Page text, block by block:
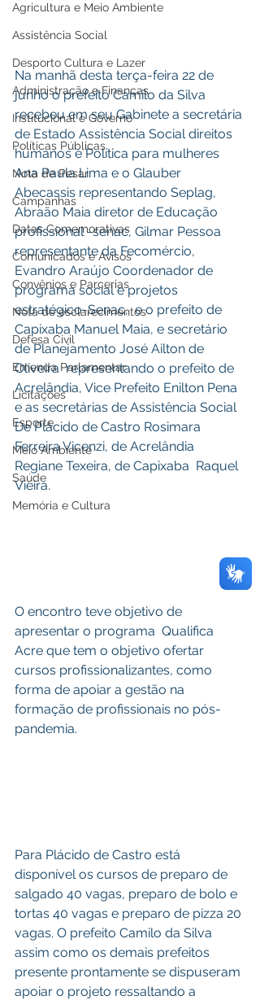
Agricultura e Meio Ambiente
Assistência Social
Desporto Cultura e Lazer
Administração e Finanças
Institucional e Governo
Políticas Públicas
Nota de Pesar
Campanhas
Datas Comemorativas
Comunicados e Avisos
Convênios e Parcerias
Nota de esclarecimentos
Defesa Civil
Emenda Parlamentar
Licitações
Esporte
Meio Ambiente
Saúde
Memória e Cultura
Na manhã desta terça-feira 22 de
junho o prefeito Camilo da Silva
recebeu em seu Gabinete a secretária
de Estado Assistência Social direitos
humanos e Política para mulheres
Ana Paula Lima e o Glauber
Abecassis representando Seplag,
Abraão Maia diretor de Educação
profissional -senac, Gilmar Pessoa
representante da Fecomércio,
Evandro Araújo Coordenador de
programa social e projetos
estratégico-Senac,  e o prefeito de
Capixaba Manuel Maia, e secretário
de Planejamento José Ailton de
Oliveira  representando o prefeito de
Acrelândia, Vice Prefeito Enilton Pena
e as secretárias de Assistência Social
De Plácido de Castro Rosimara
Ferreira Vicenzi, de Acrelândia
Regiane Texeira, de Capixaba  Raquel
Vieira.
O encontro teve objetivo de
apresentar o programa  Qualifica
Acre que tem o objetivo ofertar
cursos profissionalizantes, como
forma de apoiar a gestão na
formação de profissionais no pós-
pandemia.
Para Plácido de Castro está
disponível os cursos de preparo de
salgado 40 vagas, preparo de bolo e
tortas 40 vagas e preparo de pizza 20
vagas. O prefeito Camilo da Silva
assim como os demais prefeitos
presente prontamente se dispuseram
apoiar o projeto ressaltando a